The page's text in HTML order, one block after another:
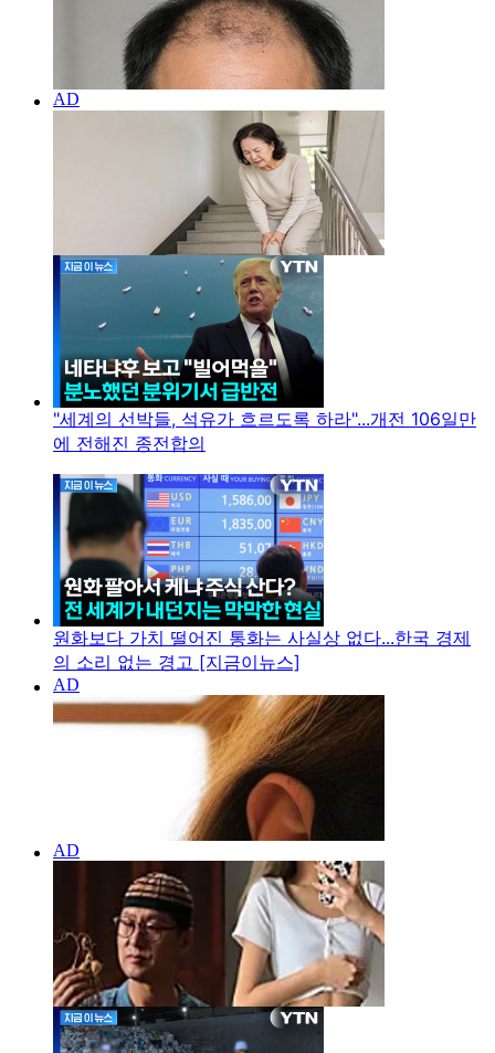
"세계의 선박들, 석유가 흐르도록 하라"...개전 106일만
에 전해진 종전합의
원화보다 가치 떨어진 통화는 사실상 없다...한국 경제
의 소리 없는 경고 [지금이뉴스]